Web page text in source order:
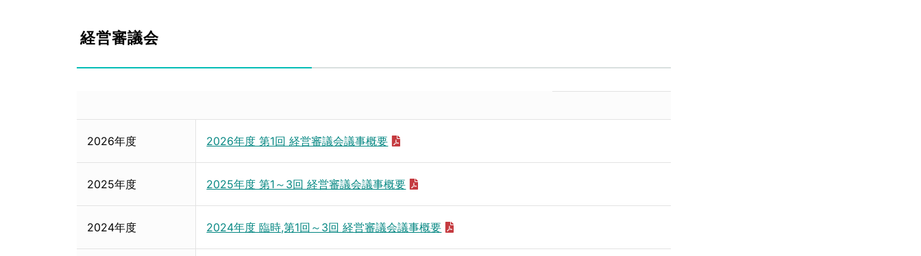
経営審議会
2026年度 2026年度 第1回 経営審議会議事概要
2025年度 2025年度 第1～3回 経営審議会議事概要
2024年度 2024年度 臨時,第1回～3回 経営審議会議事概要